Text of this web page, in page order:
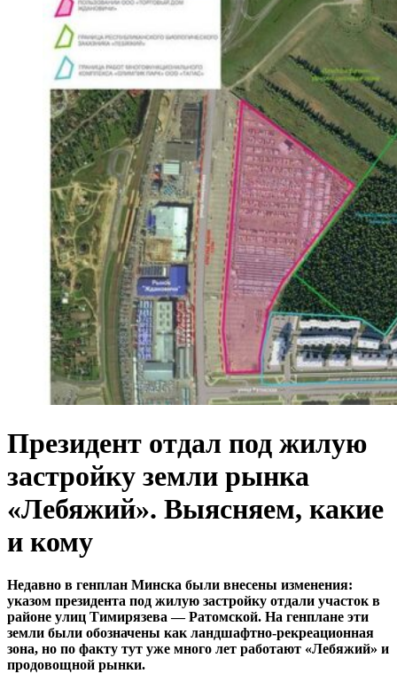
Президент отдал под жилую
застройку земли рынка
«Лебяжий». Выясняем, какие
и кому
Недавно в генплан Минска были внесены изменения:
указом президента под жилую застройку отдали участок в
районе улиц Тимирязева — Ратомской. На генплане эти
земли были обозначены как ландшафтно-рекреационная
зона, но по факту тут уже много лет работают «Лебяжий» и
продовощной рынки.